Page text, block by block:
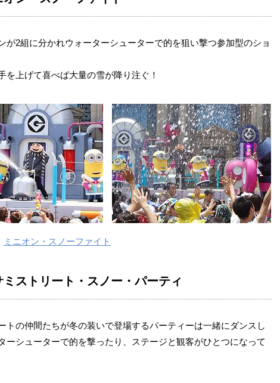
が2組に分かれウォーターシューターで的を狙い撃つ参加型のショ
を上げて喜べば大量の雪が降り注ぐ！
ミニオン・スノーファイト
ミストリート・スノー・パーティ
トの仲間たちが冬の装いで登場するパーティーは一緒にダンスし
ーシューターで的を撃ったり、ステージと観客がひとつになって